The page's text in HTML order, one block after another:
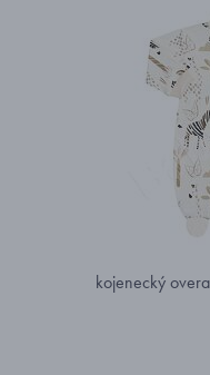
kojenecký